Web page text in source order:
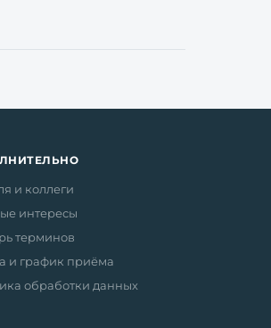
и коллеги
интересы
терминов
и график приёма
обработки данных